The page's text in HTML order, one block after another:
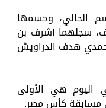
الحالي، وحسمها
سجلهما أشرف بن
هدف الدراويش
اليوم هي الأولى
مسابقة كأس مصر.